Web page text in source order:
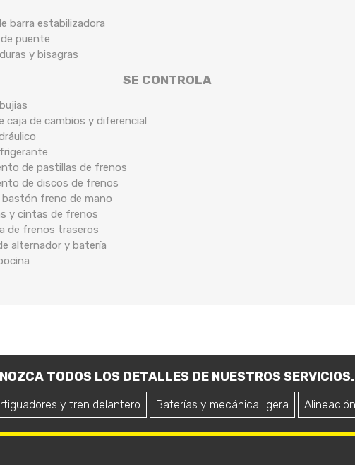
barra estabilizadora
puente
y bisagras
SE CONTROLA
caja de cambios y diferencial
de pastillas de frenos
de discos de frenos
freno de mano
y cintas de frenos
de frenos traseros
alternador y batería
TODOS LOS DETALLES DE NUESTROS SERVICIOS.
y tren delantero Baterías y mecánica ligera